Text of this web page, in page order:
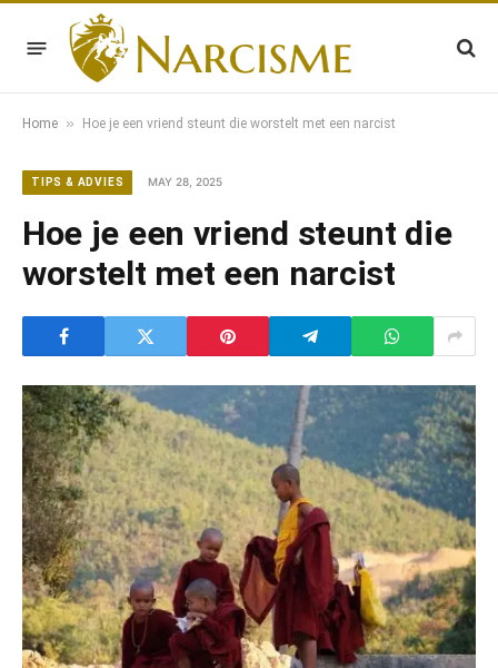
Home » Hoe je een vriend steunt die worstelt met een narcist
TIPS & ADVIES MAY 28, 2025
Hoe je een vriend steunt die
worstelt met een narcist